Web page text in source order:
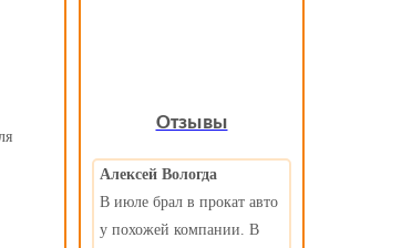
Отзывы
Алексей Вологда
В июле брал в прокат авто
у похожей компании. В